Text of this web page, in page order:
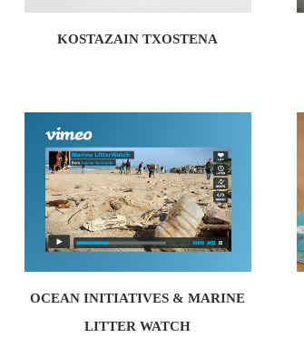
KOSTAZAIN TXOSTENA
OCEAN INITIATIVES & MARINE
LITTER WATCH